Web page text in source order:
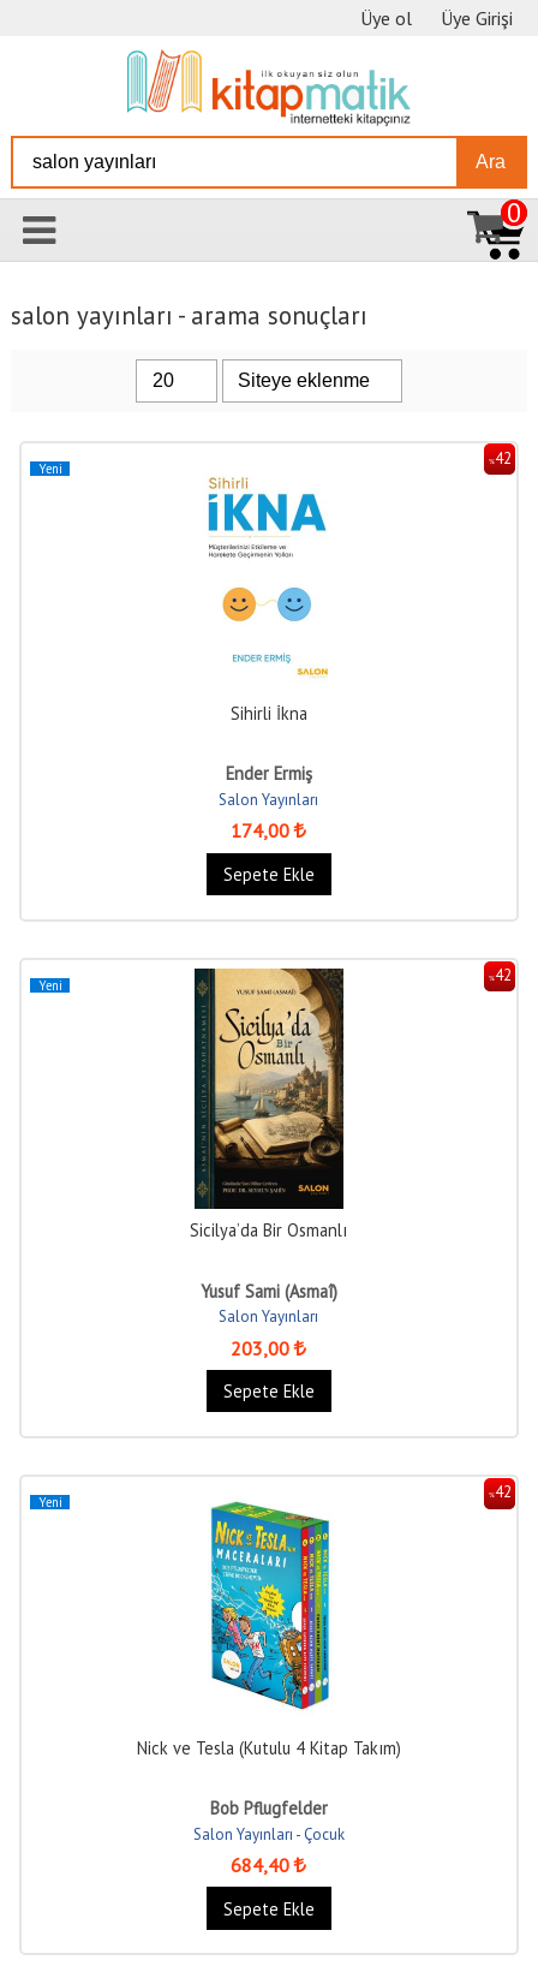
Üye ol Üye Girişi
Ara
0
salon yayınları - arama sonuçları
%42
Yeni
Sihirli İkna
Ender Ermiş
Salon Yayınları
174,00
Sepete Ekle
%42
Yeni
Sicilya’da Bir Osmanlı
Yusuf Sami (Asmaî)
Salon Yayınları
203,00
Sepete Ekle
%42
Yeni
Nick ve Tesla (Kutulu 4 Kitap Takım)
Bob Pflugfelder
Salon Yayınları - Çocuk
684,40
Sepete Ekle